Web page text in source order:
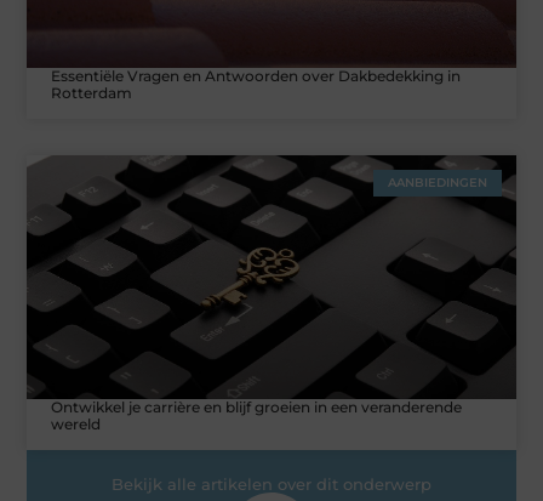
Essentiële Vragen en Antwoorden over Dakbedekking in
Rotterdam
AANBIEDINGEN
Ontwikkel je carrière en blijf groeien in een veranderende
wereld
Bekijk alle artikelen over dit onderwerp